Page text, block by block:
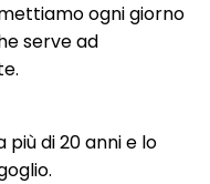
ogni giorno
serve ad
di 20 anni e lo